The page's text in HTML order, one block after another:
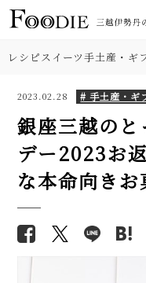
レシピスイーツ手土産・ギ
2023.02.28 # 手土産・ギ
銀座三越のと
デー2023お
な本命向き